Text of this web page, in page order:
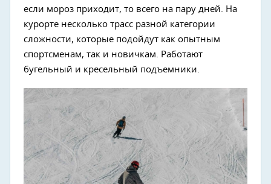
если мороз приходит, то всего на пару дней. На
курорте несколько трасс разной категории
сложности, которые подойдут как опытным
спортсменам, так и новичкам. Работают
бугельный и кресельный подъемники.